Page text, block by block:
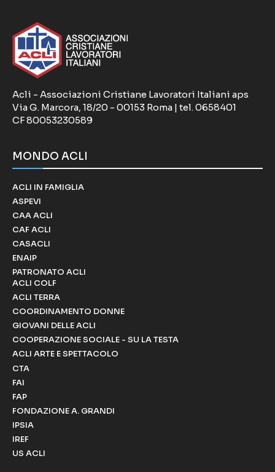
Acli - Associazioni Cristiane Lavoratori Italiani aps
Via G. Marcora, 18/20 - 00153 Roma | tel. 0658401
CF 80053230589
MONDO ACLI
ACLI IN FAMIGLIA
ASPEVI
CAA ACLI
CAF ACLI
CASACLI
ENAIP
PATRONATO ACLI
ACLI COLF
ACLI TERRA
COORDINAMENTO DONNE
GIOVANI DELLE ACLI
COOPERAZIONE SOCIALE - SU LA TESTA
ACLI ARTE E SPETTACOLO
CTA
FAI
FAP
FONDAZIONE A. GRANDI
IPSIA
IREF
US ACLI